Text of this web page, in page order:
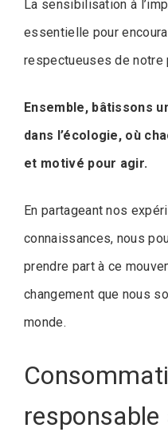
La sensibilisation à
essentielle pour
respectueuses de notre
Ensemble, bâtissons
dans l’écologie, où
et motivé pour agir.
En partageant nos
connaissances, nous
prendre part à ce
changement que nous
monde.